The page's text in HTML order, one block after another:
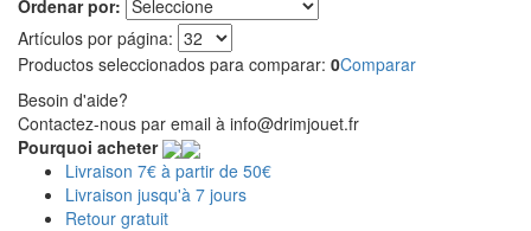
Ordenar por:
Artículos por página:
Productos seleccionados para comparar: 0Comparar
Besoin d'aide?
Contactez-nous par email à info@drimjouet.fr
Pourquoi acheter
Livraison 7€ à partir de 50€
Livraison jusqu'à 7 jours
Retour gratuit